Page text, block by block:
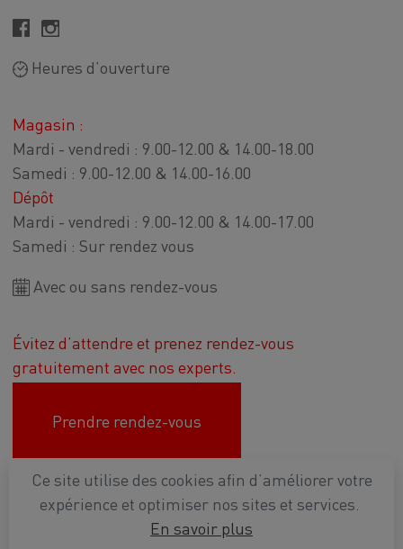
Heures d’ouverture
Magasin :
Mardi - vendredi : 9.00-12.00 & 14.00-18.00
Samedi : 9.00-12.00 & 14.00-16.00
Dépôt
Mardi - vendredi : 9.00-12.00 & 14.00-17.00
Samedi : Sur rendez vous
Avec ou sans rendez-vous
Évitez d’attendre et prenez rendez-vous
gratuitement avec nos experts.
Prendre rendez-vous
Plan d'accès
Conditions générales de vente
Ce site utilise des cookies afin d’améliorer votre
expérience et optimiser nos sites et services.
En savoir plus